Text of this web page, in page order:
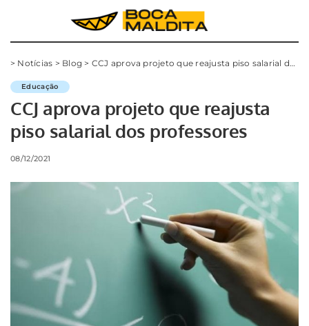
> Notícias > Blog > CCJ aprova projeto que reajusta piso salarial dos professores
Educação
CCJ aprova projeto que reajusta
piso salarial dos professores
08/12/2021